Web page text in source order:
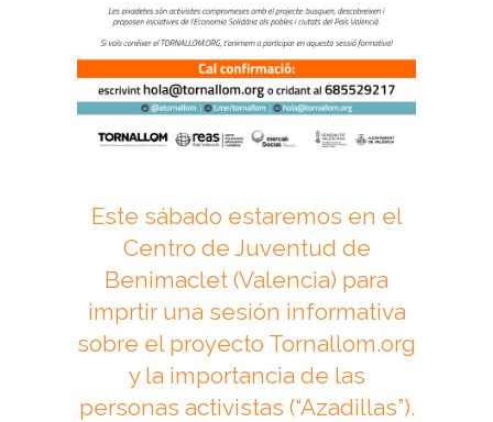
Este sábado estaremos en el
Centro de Juventud de
Benimaclet (Valencia) para
imprtir una sesión informativa
sobre el proyecto Tornallom.org
y la importancia de las
personas activistas (“Azadillas”).